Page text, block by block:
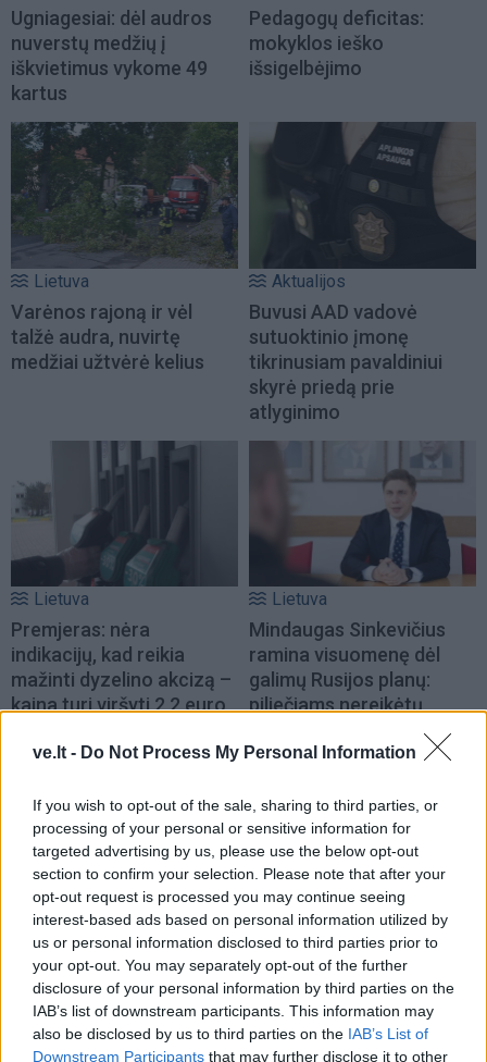
ve.lt - Do Not Process My Personal Information
If you wish to opt-out of the sale, sharing to third parties, or
processing of your personal or sensitive information for
targeted advertising by us, please use the below opt-out
section to confirm your selection. Please note that after your
opt-out request is processed you may continue seeing
interest-based ads based on personal information utilized by
us or personal information disclosed to third parties prior to
your opt-out. You may separately opt-out of the further
disclosure of your personal information by third parties on the
IAB’s list of downstream participants. This information may
also be disclosed by us to third parties on the IAB’s List of
Downstream Participants that may further disclose it to other
Ugniagesiai: dėl audros
nuverstų medžių į
iškvietimus vykome 49
kartus
Pedagogų deficitas:
mokyklos ieško
išsigelbėjimo
Lietuva
Varėnos rajoną ir vėl
talžė audra, nuvirtę
medžiai užtvėrė kelius
Aktualijos
Buvusi AAD vadovė
sutuoktinio įmonę
tikrinusiam pavaldiniui
skyrė priedą prie
atlyginimo
Lietuva
Premjeras: nėra
indikacijų, kad reikia
mažinti dyzelino akcizą –
kaina turi viršyti 2,2 euro
Lietuva
Mindaugas Sinkevičius
ramina visuomenę dėl
galimų Rusijos planų:
piliečiams nereikėtų
papildomai baimintis
(2)
Aktualijos
Prokuratūra atnaujino
nutrauktą tyrimą dėl per
LSDP tarybos posėdį
rasto slapta įrašinėjančio
įrenginio
Aktualijos
Eksperimentas Nidos
uoste: išbandomas būdas
sumažinti vandens
„žydėjimą“